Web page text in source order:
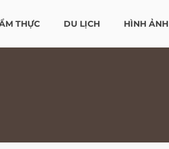
THỰC DU LỊCH HÌNH ẢNH